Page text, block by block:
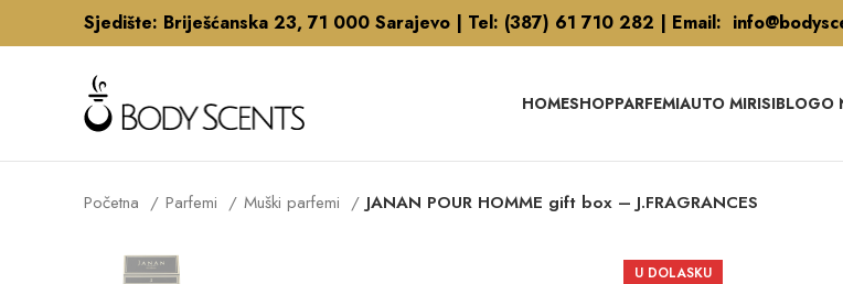
Sjedište: Briješćanska 23, 71 000 Sarajevo | Tel: (387) 61 710 282 | Email:
HOMESHOPPARFEMIAUTO MIRISIBLOGO
Početna Parfemi Muški parfemi JANAN POUR HOMME gift box – J.FRAGRANCES
U DOLASKU